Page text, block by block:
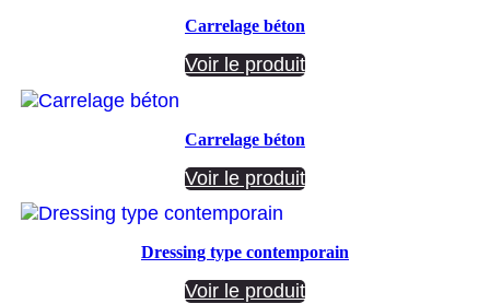
Carrelage béton
Voir le produit
Carrelage béton
Voir le produit
Dressing type contemporain
Voir le produit